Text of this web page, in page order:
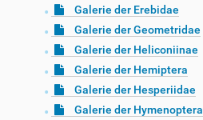
Galerie der Erebidae
Galerie der Geometridae
Galerie der Heliconiinae
Galerie der Hemiptera
Galerie der Hesperiidae
Galerie der Hymenoptera